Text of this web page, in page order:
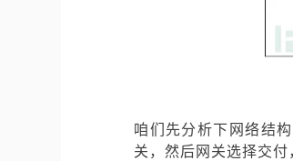
咱们先分析下网络结
关，然后网关选择交付